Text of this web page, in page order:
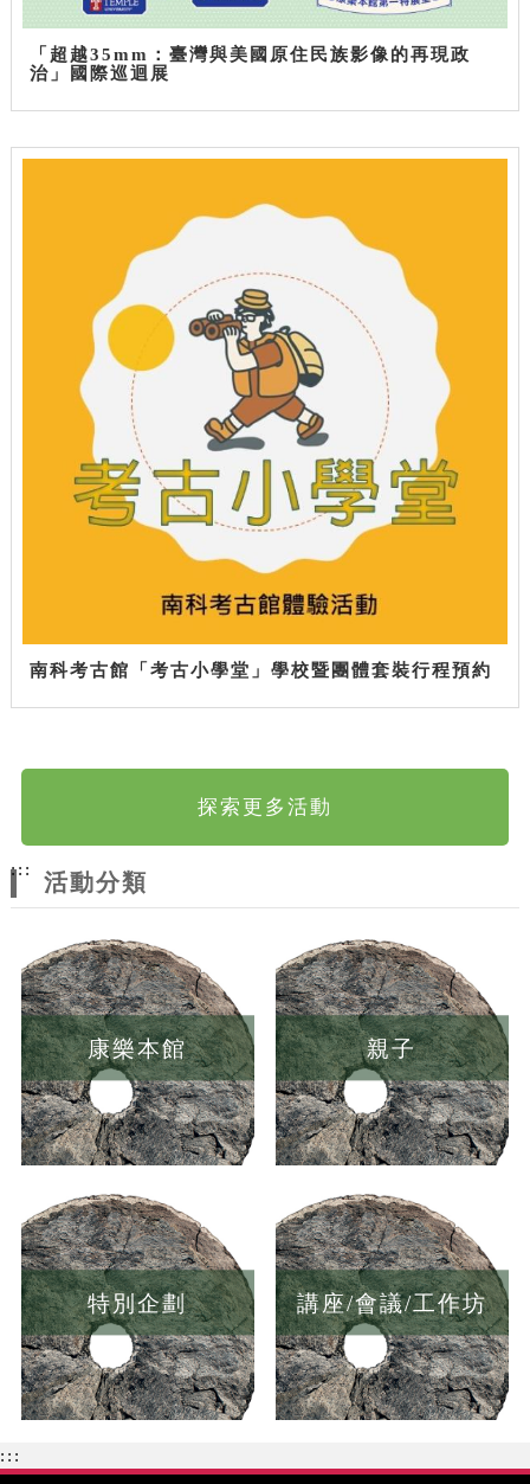
「超越35mm：臺灣與美國原住民族影像的再現政
治」國際巡迴展
南科考古館「考古小學堂」學校暨團體套裝行程預約
探索更多活動
:::
活動分類
康樂本館 親子
特別企劃 講座/會議/工作坊
:::